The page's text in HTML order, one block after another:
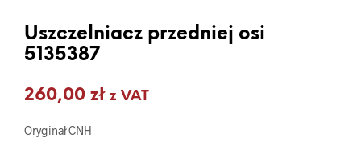
Uszczelniacz przedniej osi
5135387
260,00 zł z VAT
Oryginał CNH